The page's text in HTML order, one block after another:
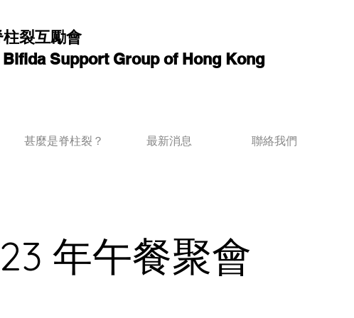
裂互勵會
Support Group of Hong Kong
甚麼是脊柱裂？ 最新消息 聯絡我們
年午餐聚會